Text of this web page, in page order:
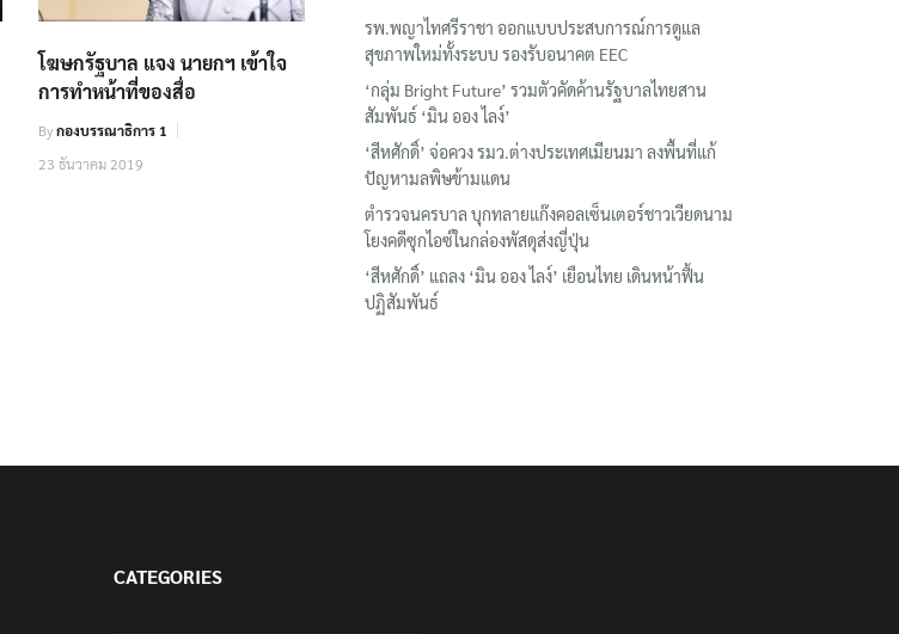
โฆษกรัฐบาล แจง นายกฯ เข้าใจ
การทำหน้าที่ของสื่อ
Byกองบรรณาธิการ 1
23 ธันวาคม 2019
รพ.พญาไทศรีราชา ออกแบบประสบการณ์การดูแล
สุขภาพใหม่ทั้งระบบ รองรับอนาคต EEC
‘กลุ่ม Bright Future’ รวมตัวคัดค้านรัฐบาลไทยสาน
สัมพันธ์ ‘มิน ออง ไลง์’
‘สีหศักดิ์’ จ่อควง รมว.ต่างประเทศเมียนมา ลงพื้นที่แก้
ปัญหามลพิษข้ามแดน
ตำรวจนครบาล บุกทลายแก๊งคอลเซ็นเตอร์ชาวเวียดนาม
โยงคดีซุกไอซ์ในกล่องพัสดุส่งญี่ปุ่น
‘สีหศักดิ์’ แถลง ‘มิน ออง ไลง์’ เยือนไทย เดินหน้าฟื้น
ปฏิสัมพันธ์
CATEGORIES